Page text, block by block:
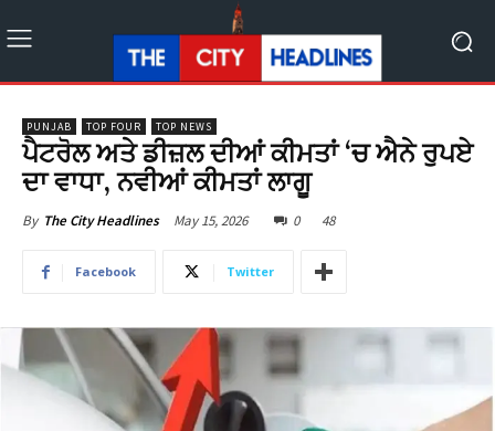
PUNJAB TOP FOUR TOP NEWS
ਪੈਟਰੋਲ ਅਤੇ ਡੀਜ਼ਲ ਦੀਆਂ ਕੀਮਤਾਂ ‘ਚ ਐਨੇ ਰੁਪਏ
ਦਾ ਵਾਧਾ, ਨਵੀਆਂ ਕੀਮਤਾਂ ਲਾਗੂ
By The City Headlines May 15, 2026 0 48
Facebook Twitter